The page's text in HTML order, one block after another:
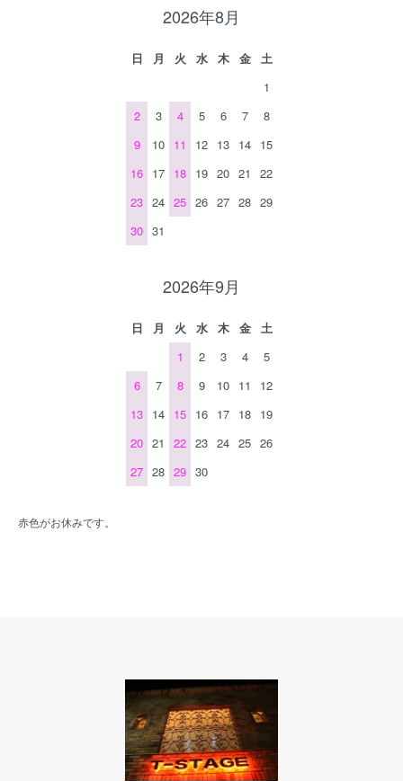
2026年8月
日 月 火 水 木 金
土
1
2
3 4 5 6 7
8
9
10 11 12 13 14 15
16 17 18 19 20 21
22
23 24 25 26 27 28 29
30 31
2026年9月
日 月 火 水 木 金
土
1
2 3 4
5
6
7 8 9 10 11
12
13 14 15 16 17 18 19
20 21 22 23 24 25 26
27 28 29 30
赤色がお休みです。